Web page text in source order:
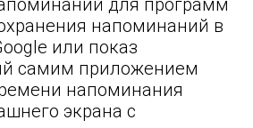
для программ
напоминаний в
или показ
самим приложением
напоминания
экрана с